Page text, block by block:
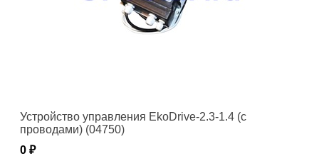
Устройство управления EkoDrive-2.3-1.4 (с
проводами) (04750)
0 ₽